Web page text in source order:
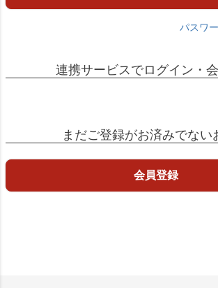
パスワ
連携サービスでログイン・
まだご登録がお済みでない
会員登録